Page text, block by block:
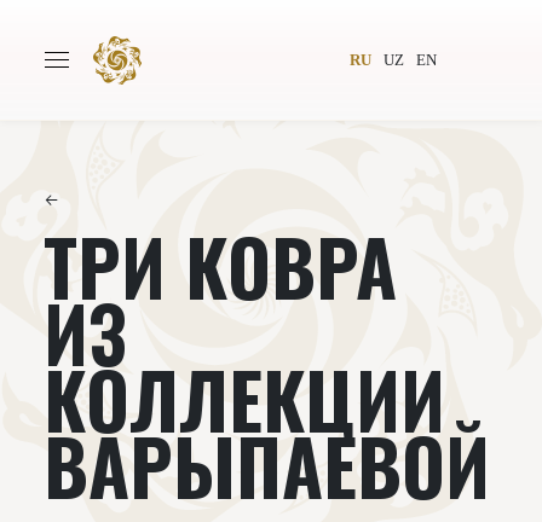
RU UZ EN
Всемирное общество
Издательство
Проекты Подкасты
Книги Видеолекторий
←
ТРИ КОВРА
ИЗ
КОЛЛЕКЦИИ
ВАРЫПАЕВОЙ‌‌